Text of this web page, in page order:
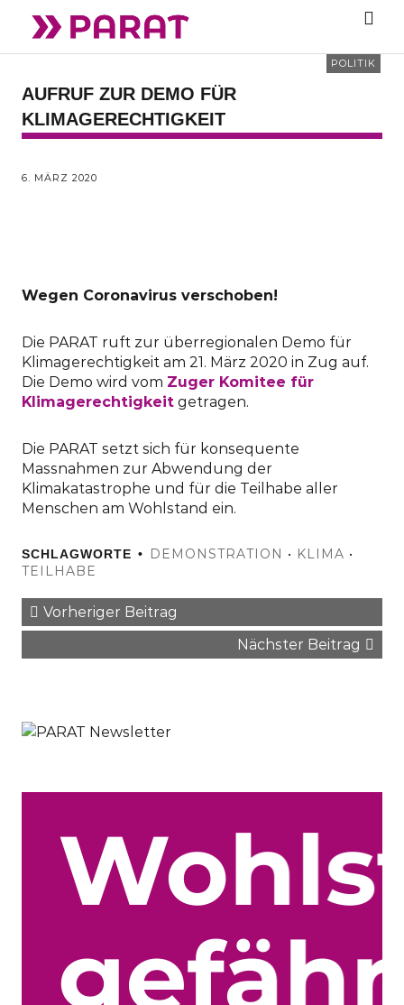
POLITIK
AUFRUF ZUR DEMO FÜR
KLIMAGERECHTIGKEIT
6. MÄRZ 2020
Wegen Coronavirus verschoben!
Die PARAT ruft zur überregionalen Demo für
Klimagerechtigkeit am 21. März 2020 in Zug auf.
Die Demo wird vom Zuger Komitee für
Klimagerechtigkeitgetragen.
Die PARAT setzt sich für konsequente
Massnahmen zur Abwendung der
Klimakatastrophe und für die Teilhabe aller
Menschen am Wohlstand ein.
SCHLAGWORTE DEMONSTRATION • KLIMA •
TEILHABE
Vorheriger Beitrag
Nächster Beitrag